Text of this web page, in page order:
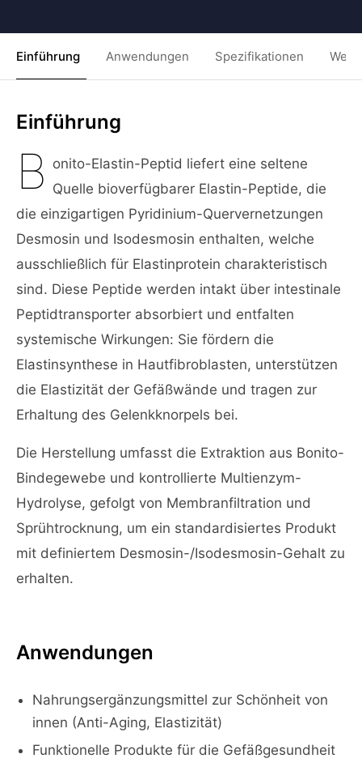
Einführung Anwendungen Spezifikationen
Einführung
B onito-Elastin-Peptid liefert eine seltene
Quelle bioverfügbarer Elastin-Peptide, die
die einzigartigen Pyridinium-Quervernetzungen
Desmosin und Isodesmosin enthalten, welche
ausschließlich für Elastinprotein charakteristisch
sind. Diese Peptide werden intakt über intestinale
Peptidtransporter absorbiert und entfalten
systemische Wirkungen: Sie fördern die
Elastinsynthese in Hautfibroblasten, unterstützen
die Elastizität der Gefäßwände und tragen zur
Erhaltung des Gelenkknorpels bei.
Die Herstellung umfasst die Extraktion aus Bonito-
Bindegewebe und kontrollierte Multienzym-
Hydrolyse, gefolgt von Membranfiltration und
Sprühtrocknung, um ein standardisiertes Produkt
mit definiertem Desmosin-/Isodesmosin-Gehalt zu
erhalten.
Anwendungen
Nahrungsergänzungsmittel zur Schönheit von
innen (Anti-Aging, Elastizität)
Funktionelle Produkte für die Gefäßgesundheit